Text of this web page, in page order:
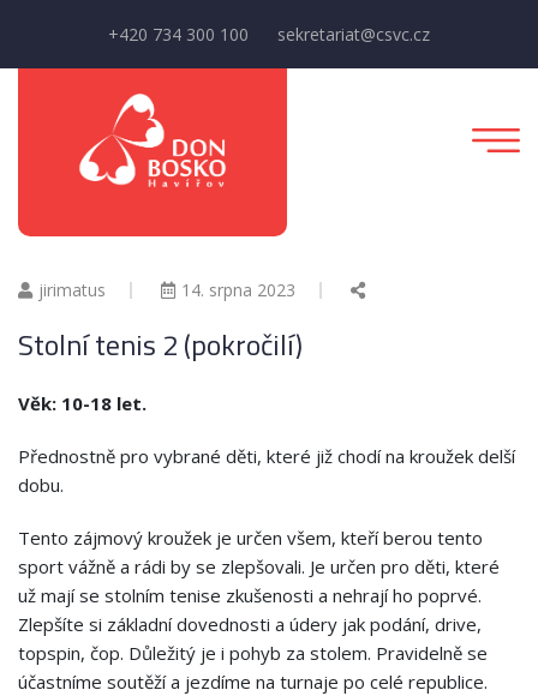
+420 734 300 100 sekretariat@csvc.cz
jirimatus 14. srpna 2023
Stolní tenis 2 (pokročilí)
Věk: 10-18 let.
Přednostně pro vybrané děti, které již chodí na kroužek delší
dobu.
Tento zájmový kroužek je určen všem, kteří berou tento
sport vážně a rádi by se zlepšovali. Je určen pro děti, které
už mají se stolním tenise zkušenosti a nehrají ho poprvé.
Zlepšíte si základní dovednosti a údery jak podání, drive,
topspin, čop. Důležitý je i pohyb za stolem. Pravidelně se
účastníme soutěží a jezdíme na turnaje po celé republice.